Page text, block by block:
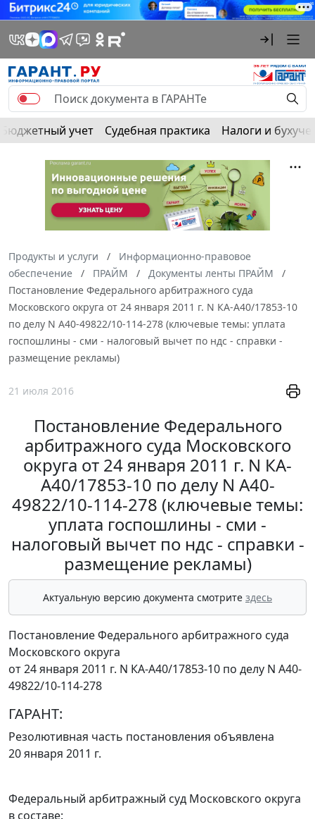
Бюджетный учет Судебная практика Налоги и
Продукты и услуги
Информационно-правовое
обеспечение
ПРАЙМ
Документы ленты ПРАЙМ
Постановление Федерального арбитражного суда
Московского округа от 24 января 2011 г. N КА-А40/17853-10
по делу N А40-49822/10-114-278 (ключевые темы: уплата
госпошлины - сми - налоговый вычет по ндс - справки -
размещение рекламы)
21 июля 2016
Постановление Федерального
арбитражного суда Московского
округа от 24 января 2011 г. N КА-
А40/17853-10 по делу N А40-
49822/10-114-278 (ключевые темы:
уплата госпошлины - сми -
налоговый вычет по ндс - справки -
размещение рекламы)
Актуальную версию документа смотрите здесь
Постановление Федерального арбитражного суда
Московского округа
от 24 января 2011 г. N КА-А40/17853-10 по делу N А40-
49822/10-114-278
ГАРАНТ:
Резолютивная часть постановления объявлена
20 января 2011 г.
Федеральный арбитражный суд Московского округа
в составе: